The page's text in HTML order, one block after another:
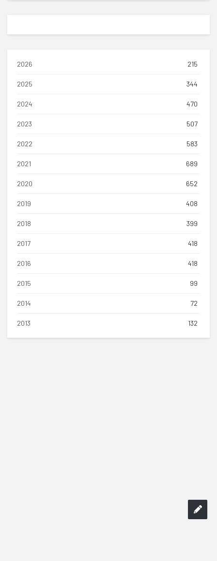
2026 215
2025 344
2024 470
2023 507
2022 583
2021 689
2020 652
2019 408
2018 399
2017 418
2016 418
2015 99
2014 72
2013 132